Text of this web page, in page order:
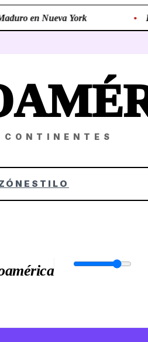
en Nueva York El
ESTILO